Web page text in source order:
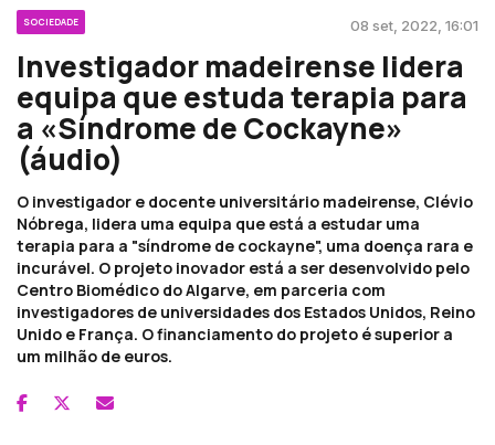
SOCIEDADE 08 set, 2022, 16:01
Investigador madeirense lidera
equipa que estuda terapia para
a «Síndrome de Cockayne»
(áudio)
O investigador e docente universitário madeirense, Clévio
Nóbrega, lidera uma equipa que está a estudar uma
terapia para a "síndrome de cockayne", uma doença rara e
incurável. O projeto inovador está a ser desenvolvido pelo
Centro Biomédico do Algarve, em parceria com
investigadores de universidades dos Estados Unidos, Reino
Unido e França. O financiamento do projeto é superior a
um milhão de euros.